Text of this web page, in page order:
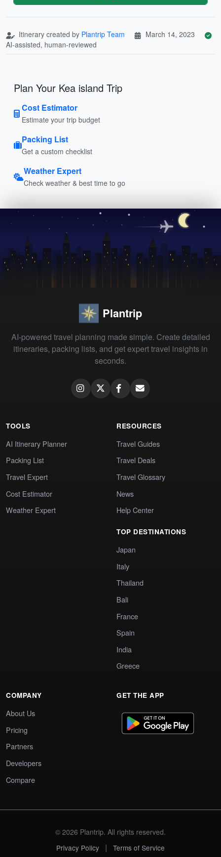
Itinerary created by Plantrip Team
March 14, 2023
AI-assisted, human-reviewed
Plan Your Kea island Trip
Cost Estimator
Estimate your trip budget
Packing List
Get a custom checklist
Weather Expert
Check weather & best time to go
Plantrip
AI-powered travel planning made simple. Create detailed
itineraries, packing lists, and get expert travel insights in
seconds.
TOOLS
AI Itinerary Planner
Packing List
Travel Expert
Cost Estimator
Weather Expert
RESOURCES
Travel Guides
Travel Deals
Travel Glossary
News
Help Center
TOP DESTINATIONS
Japan
Italy
Thailand
Bali
France
Spain
India
Greece
COMPANY
About Us
Pricing
Partners
Developers
Compare
GET THE APP
© 2026 Plantrip. All rights reserved.
Privacy Policy
| Terms of Service